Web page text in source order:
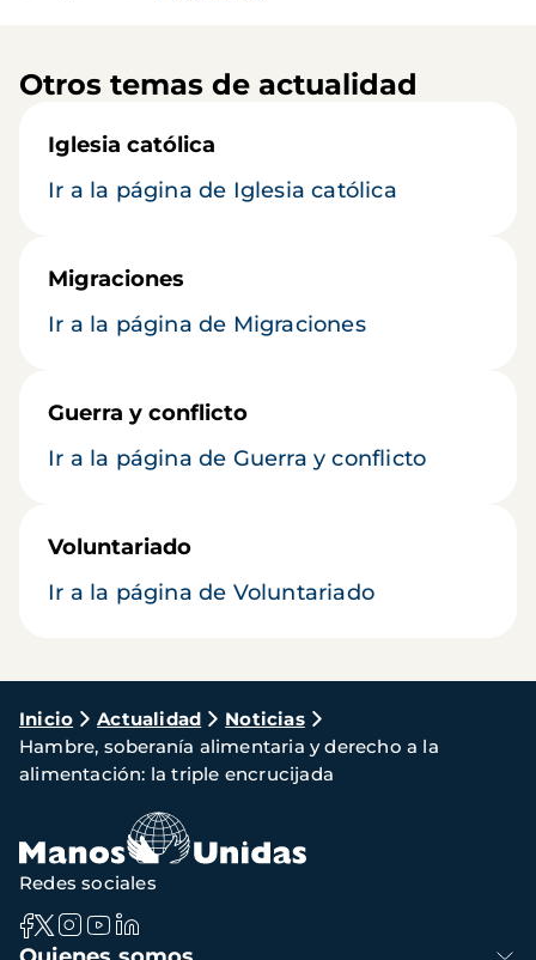
Otros temas de actualidad
Iglesia católica
Ir a la página de Iglesia católica
Migraciones
Ir a la página de Migraciones
Guerra y conflicto
Ir a la página de Guerra y conflicto
Voluntariado
Ir a la página de Voluntariado
Ruta
de
navegación
Inicio Actualidad
Noticias
Hambre, soberanía alimentaria y derecho a la
alimentación: la triple encrucijada
Navegación
Redes sociales